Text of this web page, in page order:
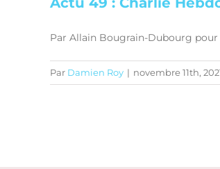
Par Allain Bougrain-Dubourg pour
Par Damien Roy | novembre 11th,